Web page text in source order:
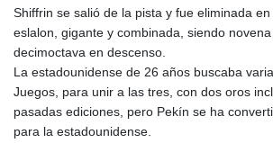
GTQ 8.794891
GYD
HNL 30.895616
HRK 7.536622
HTG
Shiffrin se salió de la pista y fue eliminada
eslalon, gigante y combinada, siendo
decimoctava en descenso.
La estadounidense de 26 años buscaba
Juegos, para unir a las tres, con dos oros
pasadas ediciones, pero Pekín se ha
para la estadounidense.